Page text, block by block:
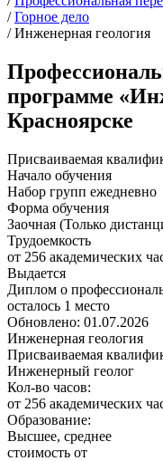
/ Горное дело
/ Инженерная геология
программе
Красноярске
Присваиваемая
Начало обучения
Набор групп ежедневно
Форма обучения
Заочная (Только
Трудоемкость
от 256 академических
Выдается
Диплом о
осталось 1 место
Обновлено: 01.07.2026
Инженерная геология
Присваиваемая
Инженерный геолог
Кол-во часов:
от 256 академических
Образование:
Высшее, среднее
стоимость от